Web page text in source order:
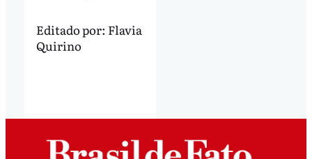
Editado por: Flavia
Quirino